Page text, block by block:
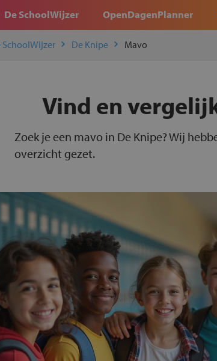
De SchoolWijzer OpenDagenPlanner
SchoolWijzer De Knipe Mavo
Vind en
Zoek je een mavo in De Knipe? Wij
overzicht gezet.